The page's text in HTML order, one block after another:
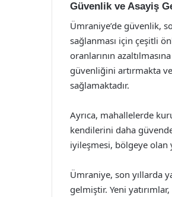
Güvenlik ve Asayiş
Ümraniye’de güvenlik,
sağlanması için çeşitli
oranlarının
güvenliğini artırmakta
sağlamaktadır.
Ayrıca, mahallelerde
kendilerini daha
iyileşmesi, bölgeye olan
Ümraniye, son yıllarda
gelmiştir. Yeni